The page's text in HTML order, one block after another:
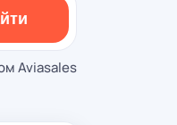
Aviasales